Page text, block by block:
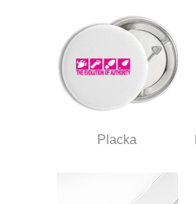
Placka